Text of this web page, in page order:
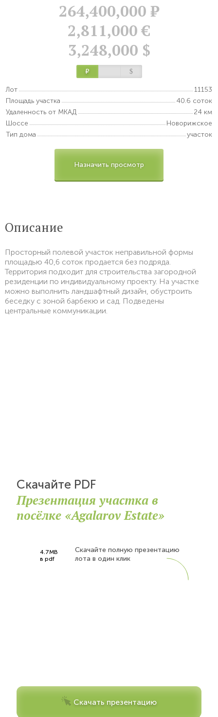
264,400,000 Р
2,811,000 €
3,248,000 $
Р $
Лот
11153
Площадь участка
40.6 соток
Удаленность от МКАД
24 км
Шоссе
Новорижское
Тип дома
участок
Назначить просмотр
Описание
Просторный полевой участок неправильной формы
площадью 40,6 соток продается без подряда.
Территория подходит для строительства загородной
резиденции по индивидуальному проекту. На участке
можно выполнить ландшафтный дизайн, обустроить
беседку с зоной барбекю и сад. Подведены
центральные коммуникации.
Скачайте PDF
Презентация участка в
посёлке «Agalarov Estate»
4.7MB
в pdf
Скачайте полную презентацию
лота в один клик
Скачать презентацию